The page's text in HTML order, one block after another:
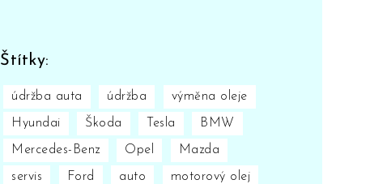
Štítky:
údržba auta údržba výměna oleje
Hyundai Škoda Tesla BMW
Mercedes-Benz Opel Mazda
servis Ford auto motorový olej